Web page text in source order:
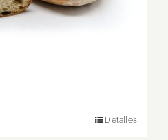
Detalles